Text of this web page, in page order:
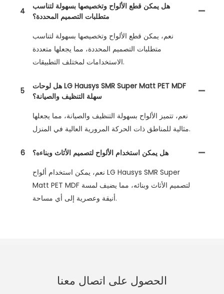
4
هل يمكن قطع الألواح وتخصيصها بسهولة لتناسب
متطلبات التصميم المحددة؟
نعم، يمكن قطع الألواح وتخصيصها بسهولة لتناسب
متطلبات التصميم المحددة، مما يجعلها متعددة
الاستخدامات لمختلف التطبيقات.
5
هل لوحات LG Hausys SMR Super Matt PET MDF
سهلة التنظيف والصيانة؟
نعم، تتميز الألواح بسهولة التنظيف والصيانة، مما يجعلها
مثالية للمناطق ذات الحركة المرورية العالية في المنزل.
6
هل يمكن استخدام الألواح لتصميم الأثاث وبناءه؟
نعم، يمكن استخدام ألواح LG Hausys SMR Super
Matt PET MDF لتصميم الأثاث وبنائه، مما يضيف لمسة
أنيقة وعصرية إلى أي مساحة.
الحصول على اتصال معنا